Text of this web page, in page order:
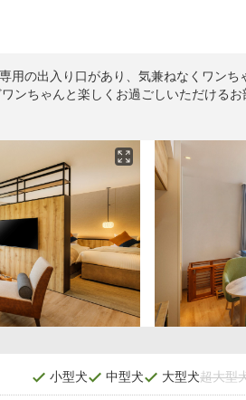
用の出入り口があり、気兼ねなくワン
ンちゃんと楽しくお過ごしいただけるお
小型犬 中型犬 大型犬超大型